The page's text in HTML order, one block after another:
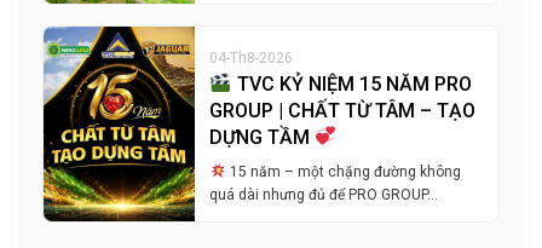
04-Th8-2026
TVC KỶ NIỆM 15 NĂM PRO
GROUP | CHẤT TỪ TÂM – TẠO
DỰNG TẦM
15 năm – một chặng đường không
quá dài nhưng đủ để PRO GROUP…